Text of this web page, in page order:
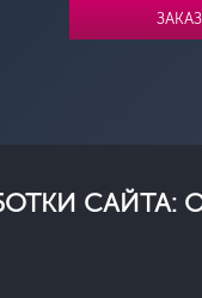
САЙТА: